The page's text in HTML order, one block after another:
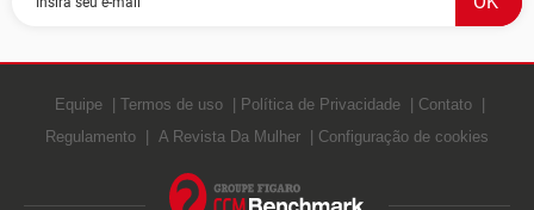
Equipe Termos de uso Política de Privacidade
Contato
Regulamento
A Revista Da Mulher Configuração de cookies